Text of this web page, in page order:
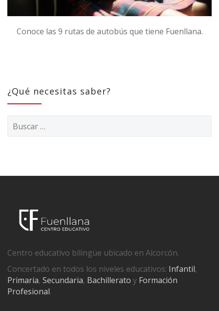
Conoce las 9 rutas de autobús que tiene Fuenllana.
¿Qué necesitas saber?
Buscar:
Centro educativo bilingüe ubicado en Alcorcón.
Concertado en todos los niveles educativos: Infantil,
Primaria, Secundaria, Bachillerato y Formación
Profesional.